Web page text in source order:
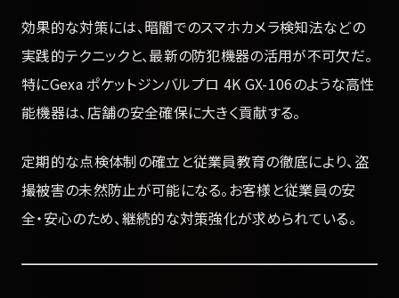
効果的な対策には、暗闇でのスマホカメラ検知法などの
実践的テクニックと、最新の防犯機器の活用が不可欠だ。
特にGexa ポケットジンバルプロ 4K GX-106のような高性
能機器は、店舗の安全確保に大きく貢献する。
定期的な点検体制の確立と従業員教育の徹底により、盗
撮被害の未然防止が可能になる。お客様と従業員の安
全・安心のため、継続的な対策強化が求められている。